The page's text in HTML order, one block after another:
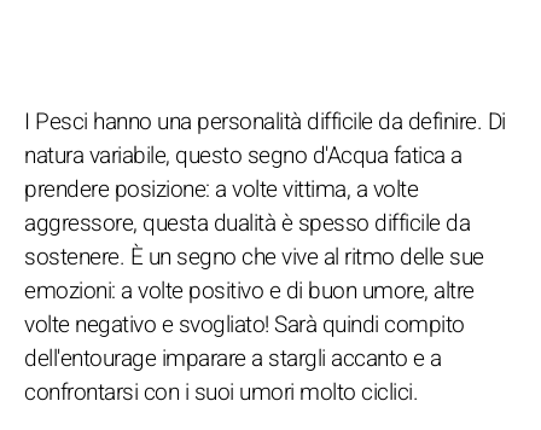
I Pesci hanno una personalità difficile da definire. Di
natura variabile, questo segno d'Acqua fatica a
prendere posizione: a volte vittima, a volte
aggressore, questa dualità è spesso difficile da
sostenere. È un segno che vive al ritmo delle sue
emozioni: a volte positivo e di buon umore, altre
volte negativo e svogliato! Sarà quindi compito
dell'entourage imparare a stargli accanto e a
confrontarsi con i suoi umori molto ciclici.